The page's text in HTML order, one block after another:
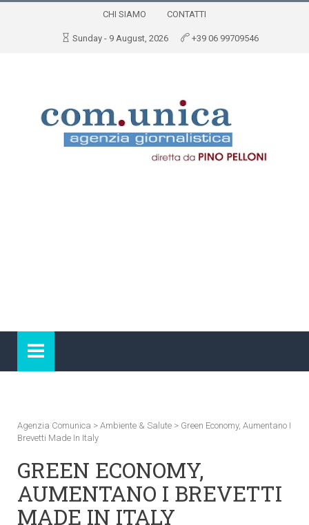
CHI SIAMO CONTATTI
Sunday - 9 August, 2026 +39 06 99709546
Agenzia Comunica > Ambiente & Salute > Green Economy, Aumentano I
Brevetti Made In Italy
GREEN ECONOMY,
AUMENTANO I BREVETTI
MADE IN ITALY